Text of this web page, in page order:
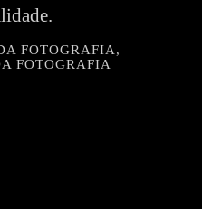
FOTOGRAFIA,
FOTOGRAFIA